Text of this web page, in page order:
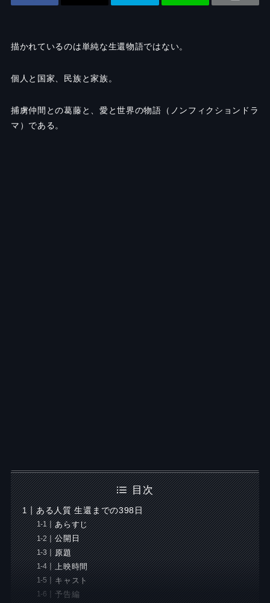
描かれているのは単純な生還物語ではない。
個人と国家、民族と家族。
捕虜仲間との葛藤と、愛と世界の物語（ノンフィクションドラ
マ）である。
目次
ある人質 生還までの398日
あらすじ
公開日
原題
上映時間
キャスト
予告編